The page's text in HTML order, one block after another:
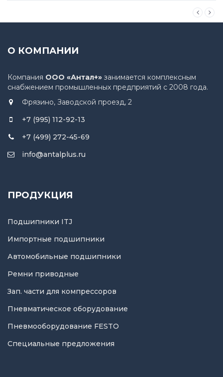
О КОМПАНИИ
Компания ООО «Антал+» занимается комплексным
снабжением промышленных предприятий с 2008 года.
Фрязино, Заводской проезд, 2
+7 (995) 112-92-13
+7 (499) 272-45-69
info@antalplus.ru
ПРОДУКЦИЯ
Подшипники ITJ
Импортные подшипники
Автомобильные подшипники
Ремни приводные
Зап. части для компрессоров
Пневматическое оборудование
Пневмооборудование FESTO
Специальные предложения